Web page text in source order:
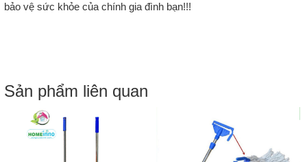
bảo vệ sức khỏe của chính gia đình bạn!!!
Sản phẩm liên quan